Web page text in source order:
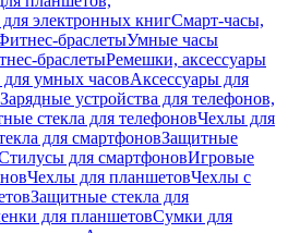
электронных книгСмарт-часы,
браслетыУмные часы
браслетыРемешки, аксессуары
умных часовАксессуары для
Зарядные устройства для телефонов,
стекла для телефоновЧехлы для
для смартфоновЗащитные
для смартфоновИгровые
Чехлы для планшетовЧехлы с
Защитные стекла для
для планшетовСумки для